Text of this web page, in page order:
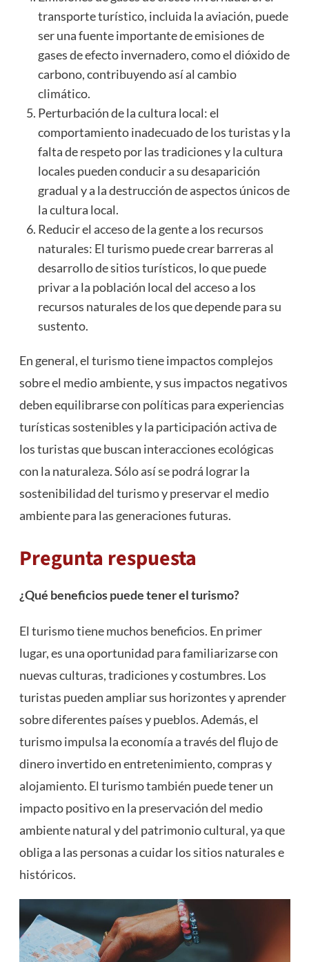
transporte turístico, incluida la aviación, puede
ser una fuente importante de emisiones de
gases de efecto invernadero, como el dióxido de
carbono, contribuyendo así al cambio
climático.
Perturbación de la cultura local: el
comportamiento inadecuado de los turistas y la
falta de respeto por las tradiciones y la cultura
locales pueden conducir a su desaparición
gradual y a la destrucción de aspectos únicos de
la cultura local.
Reducir el acceso de la gente a los recursos
naturales: El turismo puede crear barreras al
desarrollo de sitios turísticos, lo que puede
privar a la población local del acceso a los
recursos naturales de los que depende para su
sustento.
En general, el turismo tiene impactos complejos
sobre el medio ambiente, y sus impactos negativos
deben equilibrarse con políticas para experiencias
turísticas sostenibles y la participación activa de
los turistas que buscan interacciones ecológicas
con la naturaleza. Sólo así se podrá lograr la
sostenibilidad del turismo y preservar el medio
ambiente para las generaciones futuras.
Pregunta respuesta
¿Qué beneficios puede tener el turismo?
El turismo tiene muchos beneficios. En primer
lugar, es una oportunidad para familiarizarse con
nuevas culturas, tradiciones y costumbres. Los
turistas pueden ampliar sus horizontes y aprender
sobre diferentes países y pueblos. Además, el
turismo impulsa la economía a través del flujo de
dinero invertido en entretenimiento, compras y
alojamiento. El turismo también puede tener un
impacto positivo en la preservación del medio
ambiente natural y del patrimonio cultural, ya que
obliga a las personas a cuidar los sitios naturales e
históricos.